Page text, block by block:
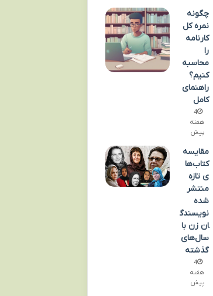
چگونه
نمره کل
کارنامه
را
محاسبه
کنیم؟
راهنمای
کامل
4
هفته
پیش
مقایسه
کتاب‌ها
ی تازه
منتشر
شده
نویسندگ
ان زن با
سال‌های
گذشته
4
هفته
پیش